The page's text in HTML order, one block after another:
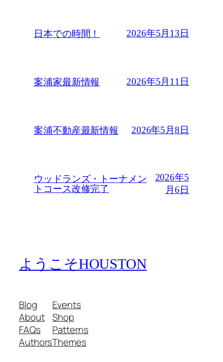
日本での時間！ 2026年5月13日
案浦家最新情報 2026年5月11日
案浦不動産最新情報 2026年5月8日
ウッドランズ・トーナメン
トコース改修完了
2026年5
月6日
ようこそHOUSTON
Blog
About
FAQs
Authors
Events
Shop
Patterns
Themes